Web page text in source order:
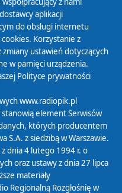
aplikacji
do obsługi internetu
Korzystanie z
ustawień dotyczących
w pamięci urządzenia.
Polityce prywatności
www.radiopik.pl
stanowią element Serwisów
których producentem
S.A. z siedzibą w Warszawie.
dnia 4 lutego 1994 r. o
oraz ustawy z dnia 27 lipca
materiały
Regionalną Rozgłośnię w